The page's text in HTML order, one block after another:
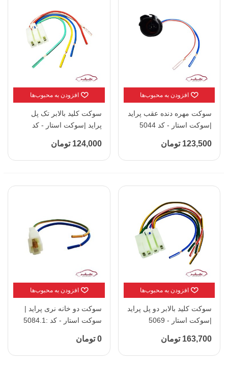
افزودن به محبوب‌ها
سوکت مهره دنده عقب پراید
|سوکت استار - کد 5044
123,500 تومان
افزودن به محبوب‌ها
سوکت کلید بالابر تک پل
پراید |سوکت استار - کد
124,000 تومان
افزودن به محبوب‌ها
سوکت کلید بالابر دو پل پراید
|سوکت استار - 5069
163,700 تومان
افزودن به محبوب‌ها
سوکت دو خانه نری پراید |
سوکت استار - کد :5084.1
0 تومان